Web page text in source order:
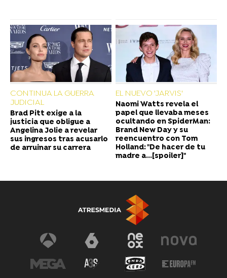
CONTINUA LA GUERRA
JUDICIAL
Brad Pitt exige a la
justicia que obligue a
Angelina Jolie a revelar
sus ingresos tras acusarlo
de arruinar su carrera
EL NUEVO 'JARVIS'
Naomi Watts revela el
papel que llevaba meses
ocultando en SpiderMan:
Brand New Day y su
reencuentro con Tom
Holland: "De hacer de tu
madre a...[spoiler]"